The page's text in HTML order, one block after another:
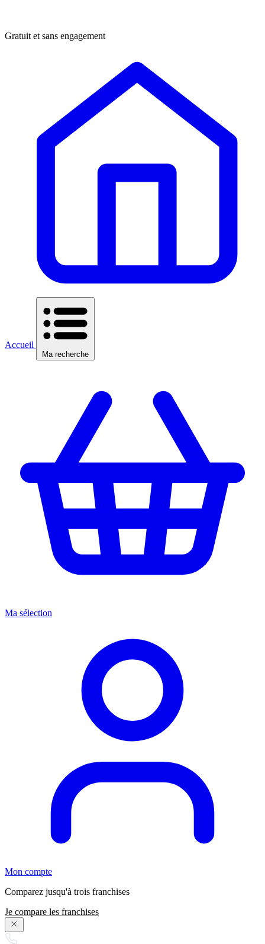
Gratuit et sans engagement
Accueil
Ma recherche
Ma sélection
Mon compte
Comparez jusqu'à trois franchises
Je compare les franchises